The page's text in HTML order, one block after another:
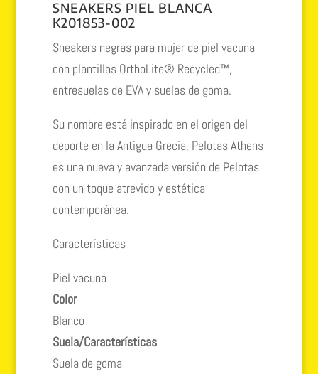
SNEAKERS PIEL BLANCA
K201853-002
Sneakers negras para mujer de piel vacuna
con plantillas OrthoLite® Recycled™,
entresuelas de EVA y suelas de goma.
Su nombre está inspirado en el origen del
deporte en la Antigua Grecia, Pelotas Athens
es una nueva y avanzada versión de Pelotas
con un toque atrevido y estética
contemporánea.
Características
Piel vacuna
Color
Blanco
Suela/Características
Suela de goma